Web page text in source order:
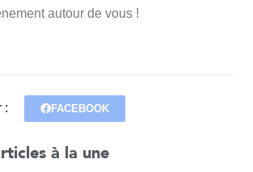
autour de vous !
: FACEBOOK
à la une